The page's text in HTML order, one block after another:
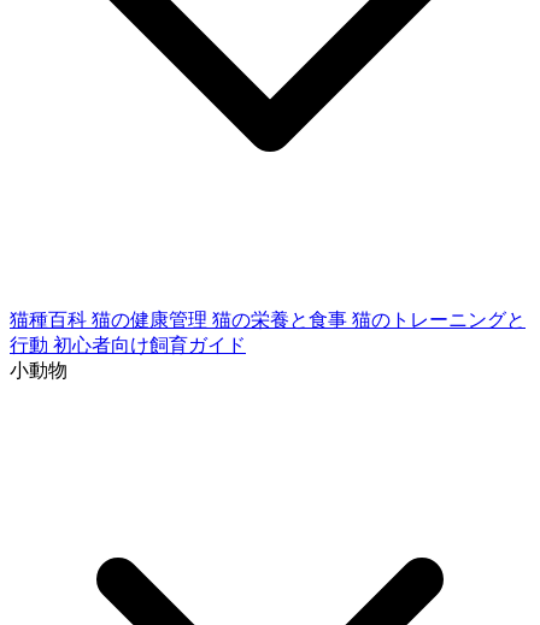
猫種百科 猫の健康管理 猫の栄養と食事 猫のトレーニングと
行動 初心者向け飼育ガイド
小動物